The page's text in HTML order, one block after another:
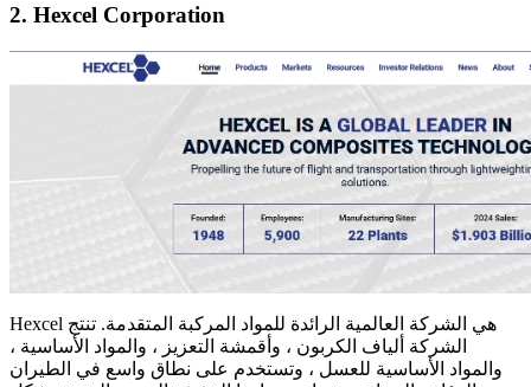
2. Hexcel Corporation
Hexcel هي الشركة العالمية الرائدة للمواد المركبة المتقدمة. تنتج
الشركة ألياف الكربون ، وأقمشة التعزيز ، والمواد الأساسية ،
والمواد الأساسية للعسل ، وتستخدم على نطاق واسع في الطيران